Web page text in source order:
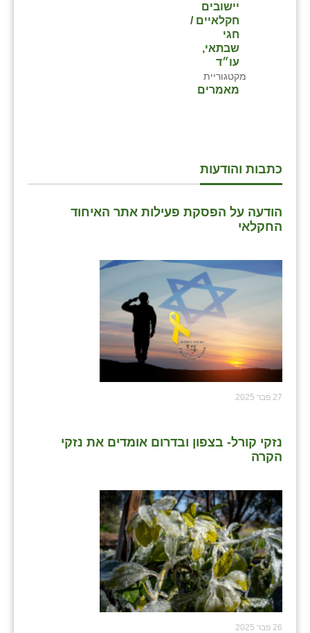
יישובים
חקלאיים /
חגי
שבתאי,
עו״ד
מקטגוריית
מאמרים
כתבות והודעות
הודעה על הפסקת פעילות אתר האיחוד
החקלאי
27 פבר 2025
נזקי קורל- בצפון ובדרום אומדים את נזקי
הקרה
26 פבר 2025